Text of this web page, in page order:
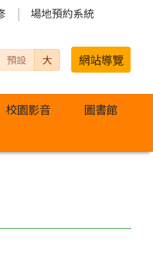
場地預約系統
預設 大 網站導覽
校園影音 圖書館